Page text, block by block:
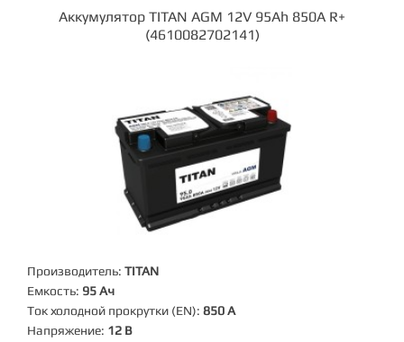
Аккумулятор TITAN AGM 12V 95Ah 850A R+
(4610082702141)
Производитель: TITAN
Емкость: 95 Ач
Ток холодной прокрутки (EN): 850 А
Напряжение: 12 В